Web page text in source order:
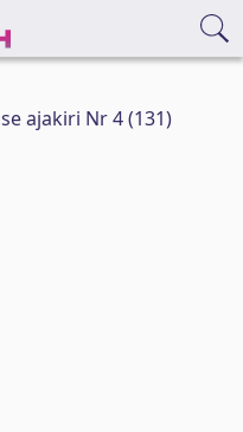
ajakiri Nr 4 (131)